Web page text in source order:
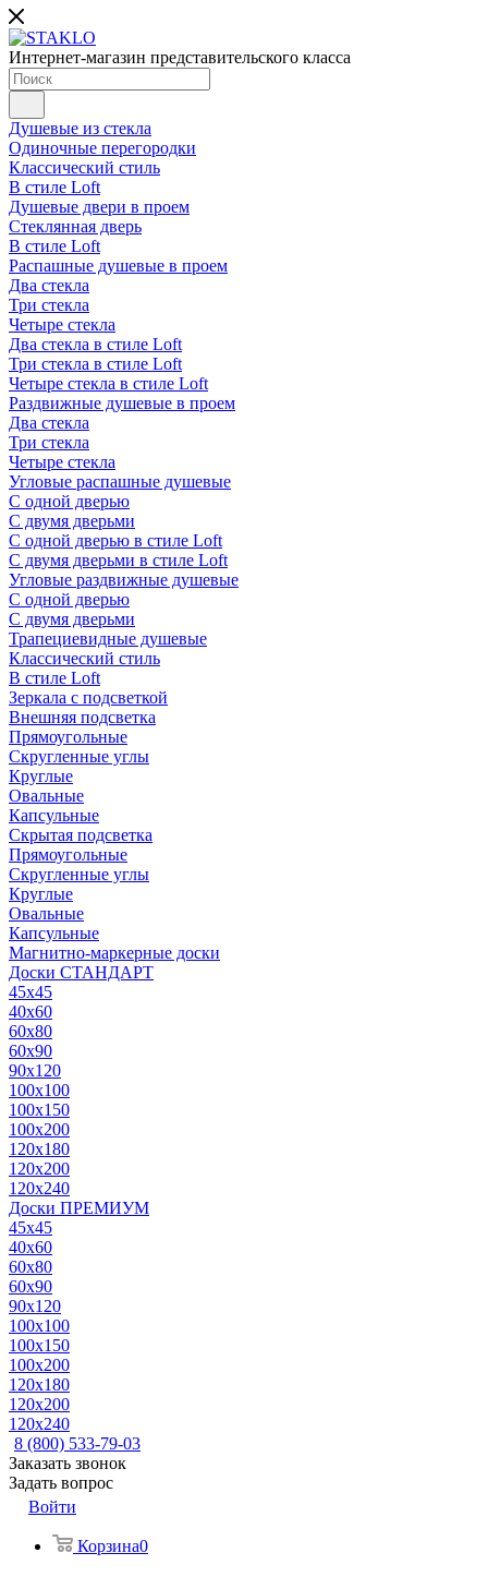
Интернет-магазин представительского класса
Душевые из стекла
Одиночные перегородки
Классический стиль
В стиле Loft
Душевые двери в проем
Стеклянная дверь
В стиле Loft
Распашные душевые в проем
Два стекла
Три стекла
Четыре стекла
Два стекла в стиле Loft
Три стекла в стиле Loft
Четыре стекла в стиле Loft
Раздвижные душевые в проем
Два стекла
Три стекла
Четыре стекла
Угловые распашные душевые
С одной дверью
С двумя дверьми
С одной дверью в стиле Loft
С двумя дверьми в стиле Loft
Угловые раздвижные душевые
С одной дверью
С двумя дверьми
Трапециевидные душевые
Классический стиль
В стиле Loft
Зеркала с подсветкой
Внешняя подсветка
Прямоугольные
Скругленные углы
Круглые
Овальные
Капсульные
Скрытая подсветка
Прямоугольные
Скругленные углы
Круглые
Овальные
Капсульные
Магнитно-маркерные доски
Доски СТАНДАРТ
45x45
40x60
60x80
60x90
90x120
100x100
100x150
100x200
120x180
120x200
120x240
Доски ПРЕМИУМ
45x45
40x60
60x80
60x90
90x120
100x100
100x150
100x200
120x180
120x200
120x240
8 (800) 533-79-03
Заказать звонок
Задать вопрос
Войти
Корзина0